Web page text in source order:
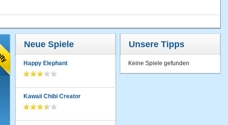
Neue Spiele
Happy Elephant
Kawaii Chibi Creator
Unsere Tipps
Keine Spiele gefunden